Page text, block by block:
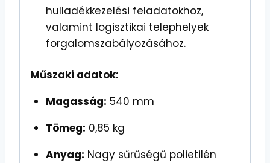
hulladékkezelési feladatokhoz,
valamint logisztikai telephelyek
forgalomszabályozásához.
Műszaki adatok:
Magasság: 540 mm
Tömeg: 0,85 kg
Anyag: Nagy sűrűségű polietilén